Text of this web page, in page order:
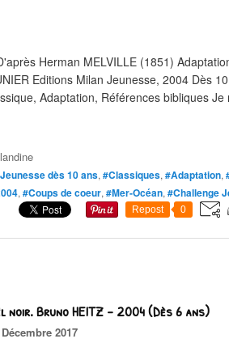
Herman MELVILLE (1851)
Editions Milan Jeunesse, 2004 Dès
Adaptation, Références bibliques Je
dès 10 ans, #Classiques, #Adaptation,
, #Coups de coeur, #Mer-Océan, #Challenge
Repost 0
noir. Bruno HEITZ – 2004 (Dès 6 ans)
Décembre 2017